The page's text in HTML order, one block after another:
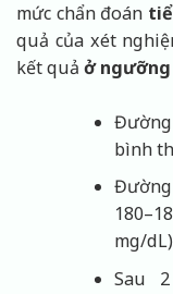
mức chẩn đoán
quả của xét
kết quả ở
bình
mg/dL)
Sau